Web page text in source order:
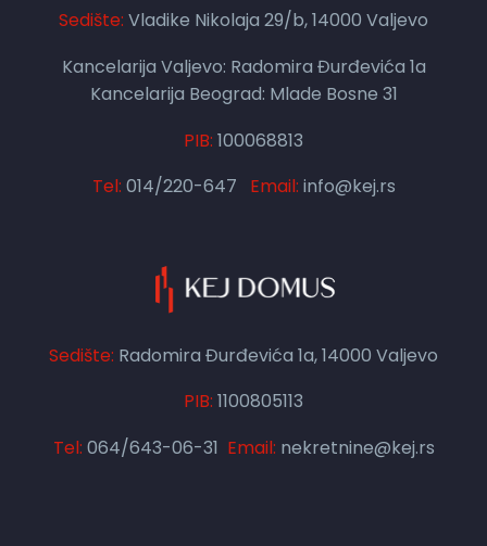
Sedište: Vladike Nikolaja 29/b, 14000 Valjevo
Kancelarija Valjevo: Radomira Đurđevića 1a
Kancelarija Beograd: Mlade Bosne 31
PIB: 100068813
Tel: 014/220-647 Email: info@kej.rs
Sedište: Radomira Đurđevića 1a, 14000 Valjevo
PIB: 1100805113
Tel: 064/643-06-31 Email: nekretnine@kej.rs